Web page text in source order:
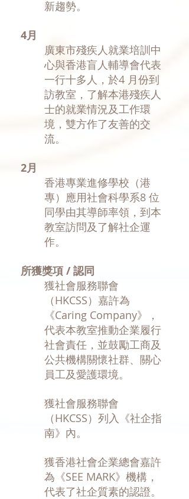
新趨勢。
4月
​廣東市殘疾人就業培訓中
心與香港盲人輔導會代表
一行十多人，於4 月份到
訪教室，了解本港殘疾人
士的就業情況及工作環
境，雙方作了友善的交
流。
2月
​香港專業進修學校（港
專）應用社會科學系8 位
同學由其導師率領，到本
教室訪問及了解社企運
作。
所獲獎項 / 認同
獲社會服務聯會
（HKCSS）嘉許為
《Caring Company》，
代表本教室推動企業履行
社會責任，並鼓勵工商及
公共機構關懷社群、關心
員工及愛護環境。
獲社會服務聯會
（HKCSS）列入《社企指
南》內。
獲香港社會企業總會嘉許
為《SEE MARK》機構，
代表了社企質素的認證。